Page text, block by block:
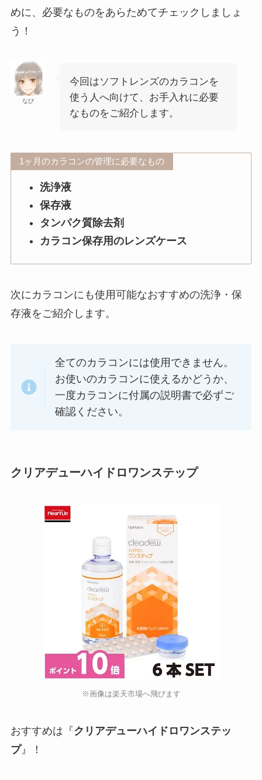
めに、必要なものをあらためてチェックしましょ
う！
なぴ
今回はソフトレンズのカラコンを
使う人へ向けて、お手入れに必要
なものをご紹介します。
1ヶ月のカラコンの管理に必要なもの
洗浄液
保存液
タンパク質除去剤
カラコン保存用のレンズケース
次にカラコンにも使用可能なおすすめの洗浄・保
存液をご紹介します。
全てのカラコンには使用できません。
お使いのカラコンに使えるかどうか、
一度カラコンに付属の説明書で必ずご
確認ください。
クリアデューハイドロワンステップ
※画像は楽天市場へ飛びます
おすすめは『クリアデューハイドロワンステッ
プ』！